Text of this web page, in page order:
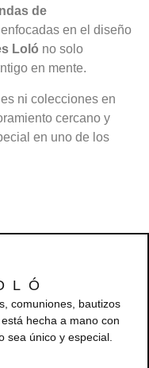
de
en el diseño
Loló no solo
en mente.
ni colecciones en
cercano y
en uno de los
comuniones, bautizos
hecha a mano con
sea único y especial.